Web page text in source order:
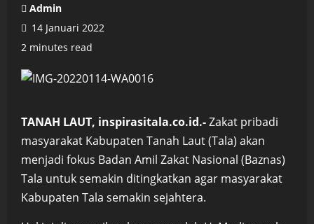
Admin
14 Januari 2022
2 minutes read
TANAH LAUT, inspirasitala.co.id.-Zakat pribadi
masyarakat Kabupaten Tanah Laut (Tala) akan
menjadi fokus Badan Amil Zakat Nasional (Baznas)
Tala untuk semakin ditingkatkan agar masyarakat
Kabupaten Tala semakin sejahtera.